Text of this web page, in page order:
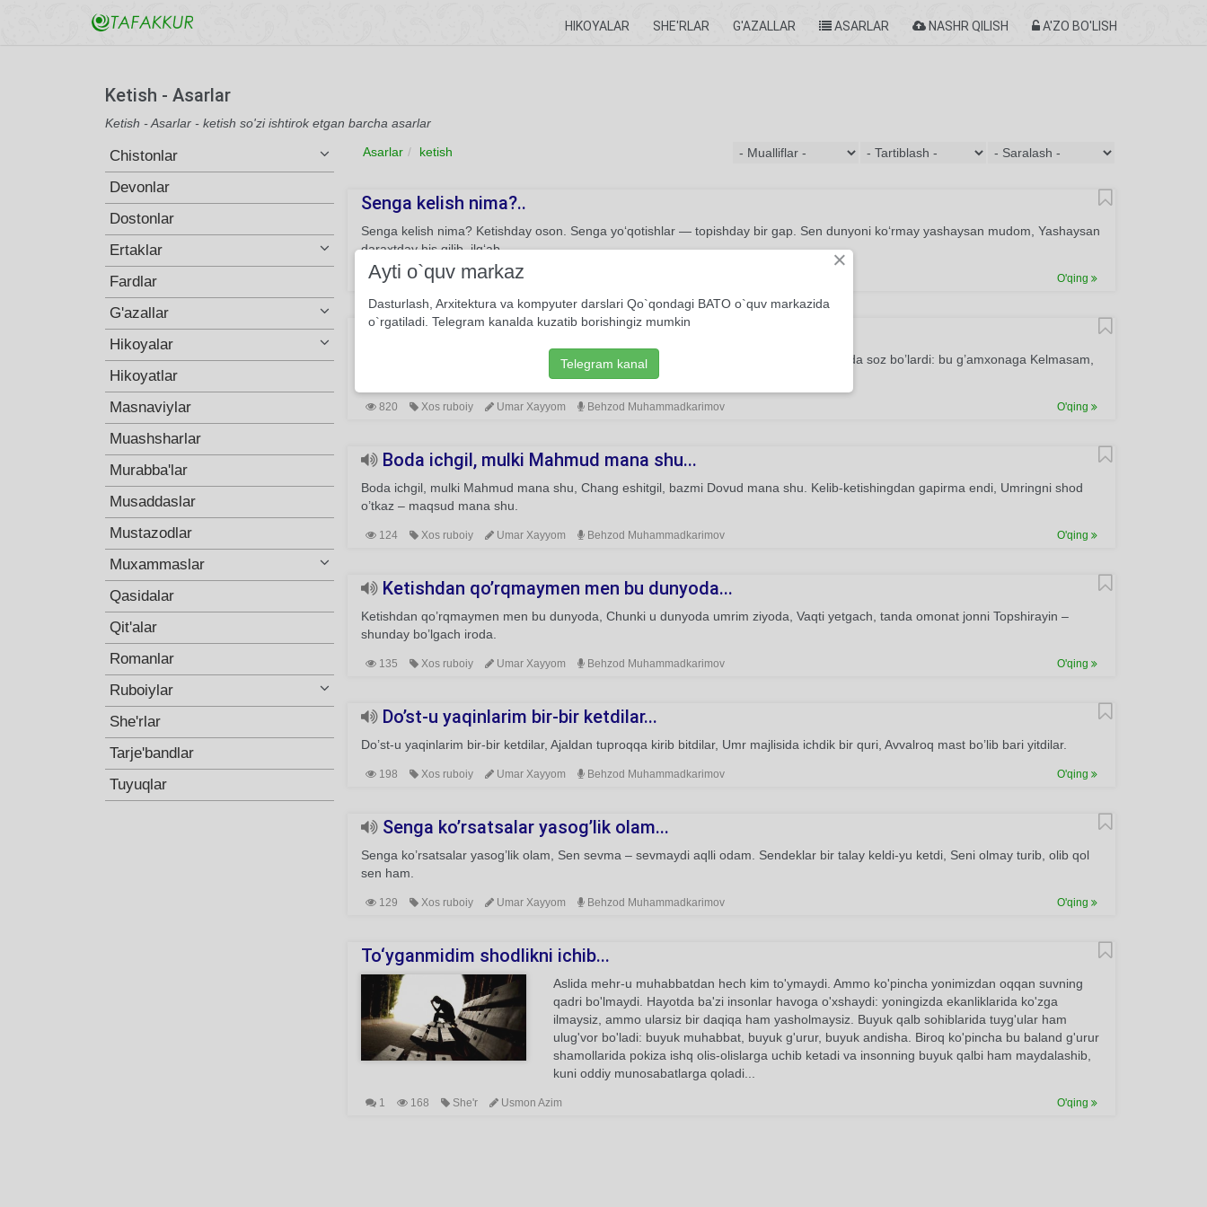
HIKOYALAR SHE'RLAR G'AZALLAR ASARLAR NASHR QILISH A'ZO BO'LISH
Ketish - Asarlar
Ketish - Asarlar - ketish so'zi ishtirok etgan barcha asarlar
Chistonlar
Devonlar
Dostonlar
Ertaklar
Fardlar
G'azallar
Hikoyalar
Hikoyatlar
Masnaviylar
Muashsharlar
Murabba'lar
Musaddaslar
Mustazodlar
Muxammaslar
Qasidalar
Qit'alar
Romanlar
Ruboiylar
She'rlar
Tarje'bandlar
Tuyuqlar
Asarlar ketish
Senga kelish nima?..
Senga kelish nima? Ketishday oson. Senga yo‘qotishlar — topishday bir gap. Sen dunyoni ko‘rmay yashaysan mudom, Yashaysan
daraxtday his qilib, ilg‘ab.
803 She'r Usmon Azim O'qing
Kelmoq qo’lda bo’lsa, kelmasdim bir dam...
Kelmoq qo’lda bo’lsa, kelmasdim bir dam, Ketmoq qo’lda bo’lsa, ketmas edim ham. Juda soz bo’lardi: bu g’amxonaga Kelmasam,
820 Xos ruboiy Umar Xayyom Behzod Muhammadkarimov O'qing
Boda ichgil, mulki Mahmud mana shu...
Boda ichgil, mulki Mahmud mana shu, Chang eshitgil, bazmi Dovud mana shu. Kelib-ketishingdan gapirma endi, Umringni shod
o’tkaz – maqsud mana shu.
124 Xos ruboiy Umar Xayyom Behzod Muhammadkarimov O'qing
Ketishdan qo’rqmaymen men bu dunyoda...
Ketishdan qo’rqmaymen men bu dunyoda, Chunki u dunyoda umrim ziyoda, Vaqti yetgach, tanda omonat jonni Topshirayin –
shunday bo’lgach iroda.
135 Xos ruboiy Umar Xayyom Behzod Muhammadkarimov O'qing
Do’st-u yaqinlarim bir-bir ketdilar...
Do’st-u yaqinlarim bir-bir ketdilar, Ajaldan tuproqqa kirib bitdilar, Umr majlisida ichdik bir quri, Avvalroq mast bo’lib bari yitdilar.
198 Xos ruboiy Umar Xayyom Behzod Muhammadkarimov O'qing
Senga ko’rsatsalar yasog’lik olam...
Senga ko’rsatsalar yasog’lik olam, Sen sevma – sevmaydi aqlli odam. Sendeklar bir talay keldi-yu ketdi, Seni olmay turib, olib qol
sen ham.
129 Xos ruboiy Umar Xayyom Behzod Muhammadkarimov O'qing
To‘yganmidim shodlikni ichib...
Aslida mehr-u muhabbatdan hech kim to'ymaydi. Ammo ko'pincha yonimizdan oqqan suvning
qadri bo'lmaydi. Hayotda ba'zi insonlar havoga o'xshaydi: yoningizda ekanliklarida ko'zga
ilmaysiz, ammo ularsiz bir daqiqa ham yasholmaysiz. Buyuk qalb sohiblarida tuyg'ular ham
ulug'vor bo'ladi: buyuk muhabbat, buyuk g'urur, buyuk andisha. Biroq ko'pincha bu baland g'urur
shamollarida pokiza ishq olis-olislarga uchib ketadi va insonning buyuk qalbi ham maydalashib,
kuni oddiy munosabatlarga qoladi...
1 168 She'r Usmon Azim O'qing
×
Ayti o`quv markaz
Dasturlash, Arxitektura va kompyuter darslari Qo`qondagi BATO o`quv markazida
o`rgatiladi. Telegram kanalda kuzatib borishingiz mumkin
Telegram kanal